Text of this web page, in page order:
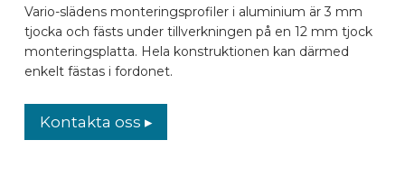
Vario-slädens monteringsprofiler i aluminium är 3 mm
tjocka och fästs under tillverkningen på en 12 mm tjock
monteringsplatta. Hela konstruktionen kan därmed
enkelt fästas i fordonet.
Kontakta oss ▸